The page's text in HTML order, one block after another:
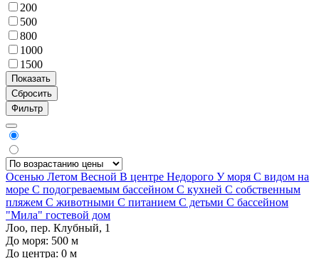
200
500
800
1000
1500
Фильтр
Осенью Летом Весной В центре Недорого У моря С видом на
море С подогреваемым бассейном С кухней С собственным
пляжем С животными С питанием С детьми С бассейном
"Мила" гостевой дом
Лоо, пер. Клубный, 1
До моря: 500 м
До центра: 0 м